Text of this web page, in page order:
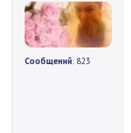
Сообщений: 823